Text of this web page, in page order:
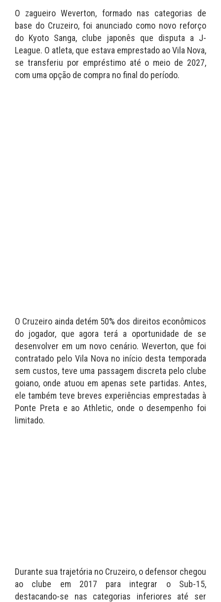
O zagueiro Weverton, formado nas categorias de
base do Cruzeiro, foi anunciado como novo reforço
do Kyoto Sanga, clube japonês que disputa a J-
League. O atleta, que estava emprestado ao Vila Nova,
se transferiu por empréstimo até o meio de 2027,
com uma opção de compra no final do período.
O Cruzeiro ainda detém 50% dos direitos econômicos
do jogador, que agora terá a oportunidade de se
desenvolver em um novo cenário. Weverton, que foi
contratado pelo Vila Nova no início desta temporada
sem custos, teve uma passagem discreta pelo clube
goiano, onde atuou em apenas sete partidas. Antes,
ele também teve breves experiências emprestadas à
Ponte Preta e ao Athletic, onde o desempenho foi
limitado.
Durante sua trajetória no Cruzeiro, o defensor chegou
ao clube em 2017 para integrar o Sub-15,
destacando-se nas categorias inferiores até ser